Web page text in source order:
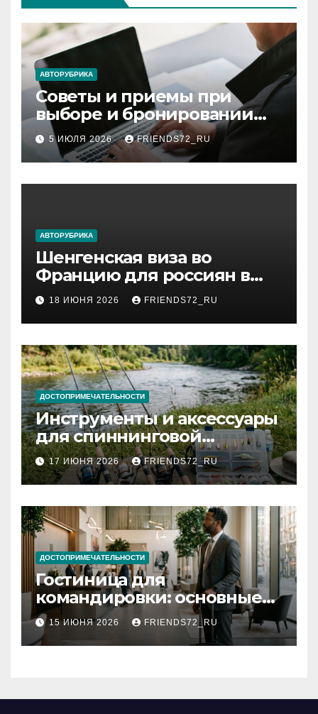
АВТОРУБРИКА
Советы и приемы при
выборе и бронировании
авиабилетов
5 ИЮЛЯ 2026 FRIENDS72_RU
АВТОРУБРИКА
Шенгенская виза во
Францию для россиян в
2026 году: сроки от 3 дней
и список необходимых
документов
18 ИЮНЯ 2026 FRIENDS72_RU
ДОСТОПРИМЕЧАТЕЛЬНОСТИ
Инструменты и аксессуары
для спиннинговой
рыбалки: назначение и
типы
17 ИЮНЯ 2026 FRIENDS72_RU
ДОСТОПРИМЕЧАТЕЛЬНОСТИ
Гостиница для
командировки: основные
критерии выбора
15 ИЮНЯ 2026 FRIENDS72_RU